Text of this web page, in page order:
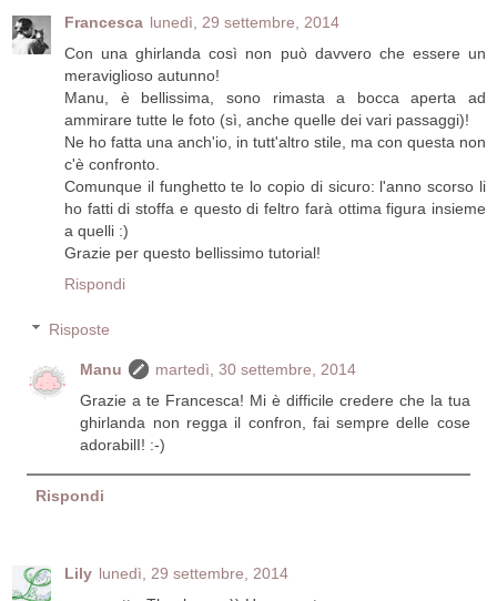
Francesca lunedì, 29 settembre, 2014
Con una ghirlanda così non può davvero che essere un
meraviglioso autunno!
Manu, è bellissima, sono rimasta a bocca aperta ad
ammirare tutte le foto (sì, anche quelle dei vari passaggi)!
Ne ho fatta una anch'io, in tutt'altro stile, ma con questa non
c'è confronto.
Comunque il funghetto te lo copio di sicuro: l'anno scorso li
ho fatti di stoffa e questo di feltro farà ottima figura insieme
a quelli :)
Grazie per questo bellissimo tutorial!
Rispondi
Risposte
Manu
martedì, 30 settembre, 2014
Grazie a te Francesca! Mi è difficile credere che la tua
ghirlanda non regga il confron, fai sempre delle cose
adorabilI! :-)
Rispondi
Lily lunedì, 29 settembre, 2014